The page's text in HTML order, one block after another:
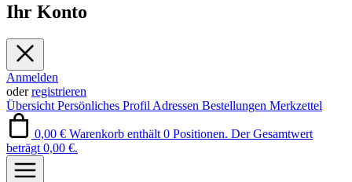
Ihr Konto
Anmelden
oderregistrieren
Übersicht Persönliches Profil Adressen Bestellungen Merkzettel
0,00 € Warenkorb enthält 0 Positionen. Der Gesamtwert
beträgt 0,00 €.